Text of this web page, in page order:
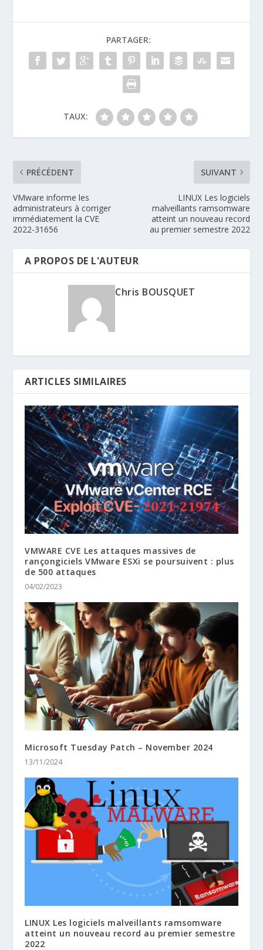
PARTAGER:
TAUX:
PRÉCÉDENT
VMware informe les
administrateurs à corriger
immédiatement la CVE
2022-31656
SUIVANT
LINUX Les logiciels
malveillants ramsomware
atteint un nouveau record
au premier semestre 2022
A PROPOS DE L'AUTEUR
Chris BOUSQUET
ARTICLES SIMILAIRES
VMWARE CVE Les attaques massives de
rançongiciels VMware ESXi se poursuivent : plus
de 500 attaques
04/02/2023
Microsoft Tuesday Patch – November 2024
13/11/2024
LINUX Les logiciels malveillants ramsomware
atteint un nouveau record au premier semestre
2022